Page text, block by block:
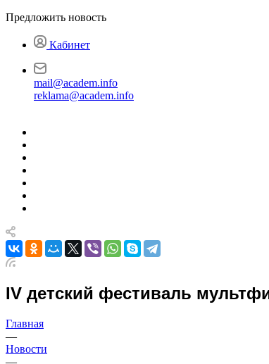
Предложить новость
Кабинет
mail@academ.info
reklama@academ.info
IV детский фестиваль
Главная
—
Новости
—